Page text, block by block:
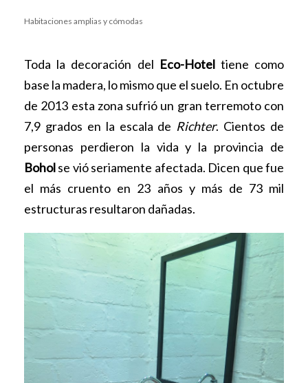
Habitaciones amplias y cómodas
Toda la decoración del Eco-Hoteltiene como
base la madera, lo mismo que el suelo. En octubre
de 2013 esta zona sufrió un gran terremoto con
7,9 grados en la escala de Richter. Cientos de
personas perdieron la vida y la provincia de
Boholse vió seriamente afectada. Dicen que fue
el más cruento en 23 años y más de 73 mil
estructuras resultaron dañadas.